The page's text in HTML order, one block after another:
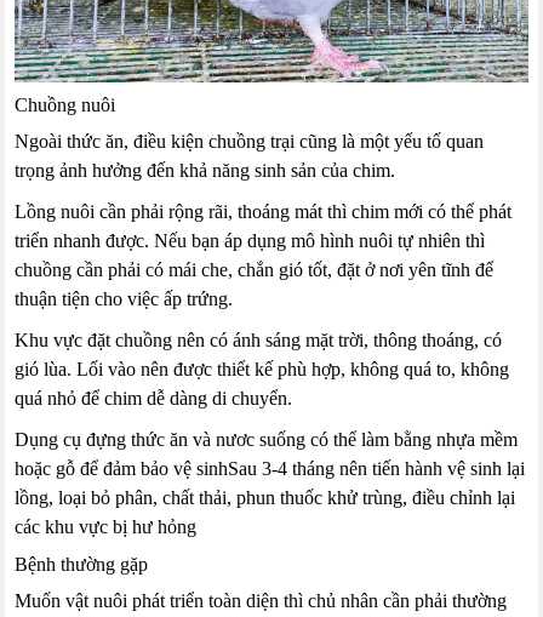
Chuồng nuôi
Ngoài thức ăn, điều kiện chuồng trại cũng là một yếu tố quan
trọng ảnh hưởng đến khả năng sinh sản của chim.
Lồng nuôi cần phải rộng rãi, thoáng mát thì chim mới có thể phát
triển nhanh được. Nếu bạn áp dụng mô hình nuôi tự nhiên thì
chuồng cần phải có mái che, chắn gió tốt, đặt ở nơi yên tĩnh để
thuận tiện cho việc ấp trứng.
Khu vực đặt chuồng nên có ánh sáng mặt trời, thông thoáng, có
gió lùa. Lối vào nên được thiết kế phù hợp, không quá to, không
quá nhỏ để chim dễ dàng di chuyển.
Dụng cụ đựng thức ăn và nươc suống có thể làm bằng nhựa mềm
hoặc gỗ để đảm bảo vệ sinhSau 3-4 tháng nên tiến hành vệ sinh lại
lồng, loại bỏ phân, chất thải, phun thuốc khử trùng, điều chỉnh lại
các khu vực bị hư hỏng
Bệnh thường gặp
Muốn vật nuôi phát triển toàn diện thì chủ nhân cần phải thường